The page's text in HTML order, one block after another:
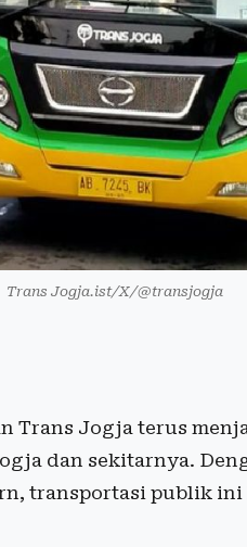
Trans Jogja.ist/X/@transjogja
Trans Jogja terus
dan sekitarnya.
transportasi publik